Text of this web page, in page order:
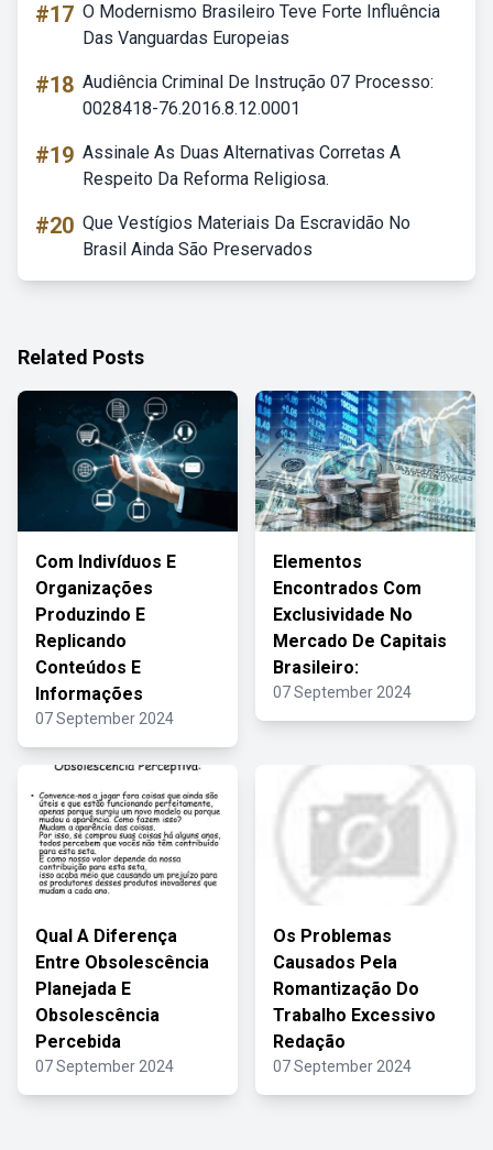
#17 O Modernismo Brasileiro Teve Forte Influência
Das Vanguardas Europeias
#18 Audiência Criminal De Instrução 07 Processo:
0028418-76.2016.8.12.0001
#19 Assinale As Duas Alternativas Corretas A
Respeito Da Reforma Religiosa.
#20 Que Vestígios Materiais Da Escravidão No
Brasil Ainda São Preservados
Related Posts
Com Indivíduos E
Organizações
Produzindo E
Replicando
Conteúdos E
Informações
07 September 2024
Elementos
Encontrados Com
Exclusividade No
Mercado De Capitais
Brasileiro:
07 September 2024
Qual A Diferença
Entre Obsolescência
Planejada E
Obsolescência
Percebida
07 September 2024
Os Problemas
Causados Pela
Romantização Do
Trabalho Excessivo
Redação
07 September 2024